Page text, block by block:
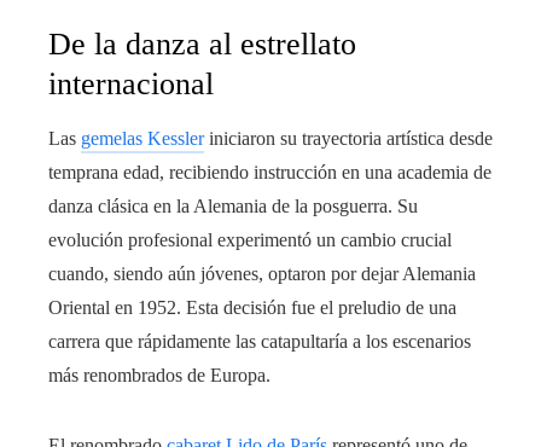
De la danza al estrellato
internacional
Las gemelas Kessleriniciaron su trayectoria artística desde
temprana edad, recibiendo instrucción en una academia de
danza clásica en la Alemania de la posguerra. Su
evolución profesional experimentó un cambio crucial
cuando, siendo aún jóvenes, optaron por dejar Alemania
Oriental en 1952. Esta decisión fue el preludio de una
carrera que rápidamente las catapultaría a los escenarios
más renombrados de Europa.